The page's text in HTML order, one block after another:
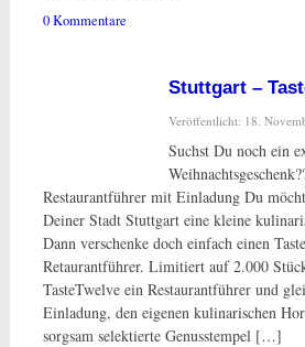
0 Kommentare
Stuttgart –
Veröffentlicht: 18.
Suchst Du noch ein
Restaurantführer mit Einladung Du
Deiner Stadt Stuttgart eine kleine
Dann verschenke doch einfach einen
Retaurantführer. Limitiert auf 2.000
TasteTwelve ein Restaurantführer und
Einladung, den eigenen kulinarischen
sorgsam selektierte Genusstempel […]